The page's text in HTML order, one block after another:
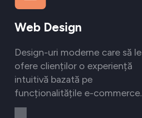
Web Design
Design-uri moderne care să le
ofere clienților o experiență
intuitivă bazată pe
funcționalitățile e-commerce.